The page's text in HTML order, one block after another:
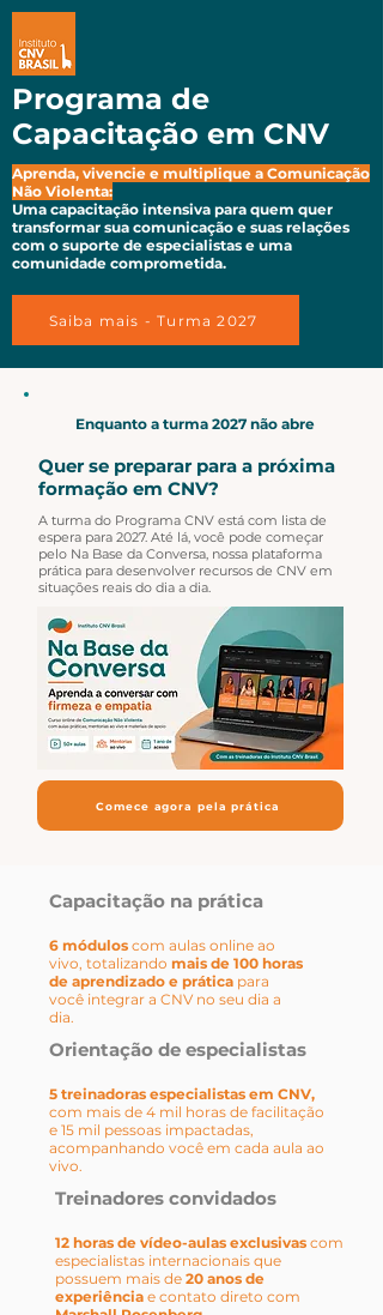
Programa de
Capacitação em CNV
Aprenda, vivencie e multiplique a Comunicação
Não Violenta:
Uma capacitação intensiva para quem quer
transformar sua comunicação e suas relações
com o suporte de especialistas e uma
comunidade comprometida.
Saiba mais - Turma 2027
Enquanto a turma 2027 não abre
Quer se preparar para a próxima
formação em CNV?
A turma do Programa CNV está com lista de
espera para 2027. Até lá, você pode começar
pelo Na Base da Conversa, nossa plataforma
prática para desenvolver recursos de CNV em
situações reais do dia a dia.
Comece agora pela prática
Capacitação na prática
6 módulos com aulas online ao
vivo, totalizando mais de 100 horas
de aprendizado e prática para
você integrar a CNV no seu dia a
dia.
Orientação de especialistas
5 treinadoras especialistas em CNV,
com mais de 4 mil horas de facilitação
e 15 mil pessoas impactadas,
acompanhando você em cada aula ao
vivo.
Treinadores convidados
12 horas de vídeo-aulas exclusivas com
especialistas internacionais que
possuem mais de 20 anos de
experiência e contato direto com